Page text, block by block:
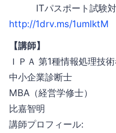
ITパスポート試験対
http://1drv.ms/1umIktM
【講師】
ＩＰＡ 第1種情報処理技
中小企業診断士
MBA（経営学修士）
比嘉智明
講師プロフィール: